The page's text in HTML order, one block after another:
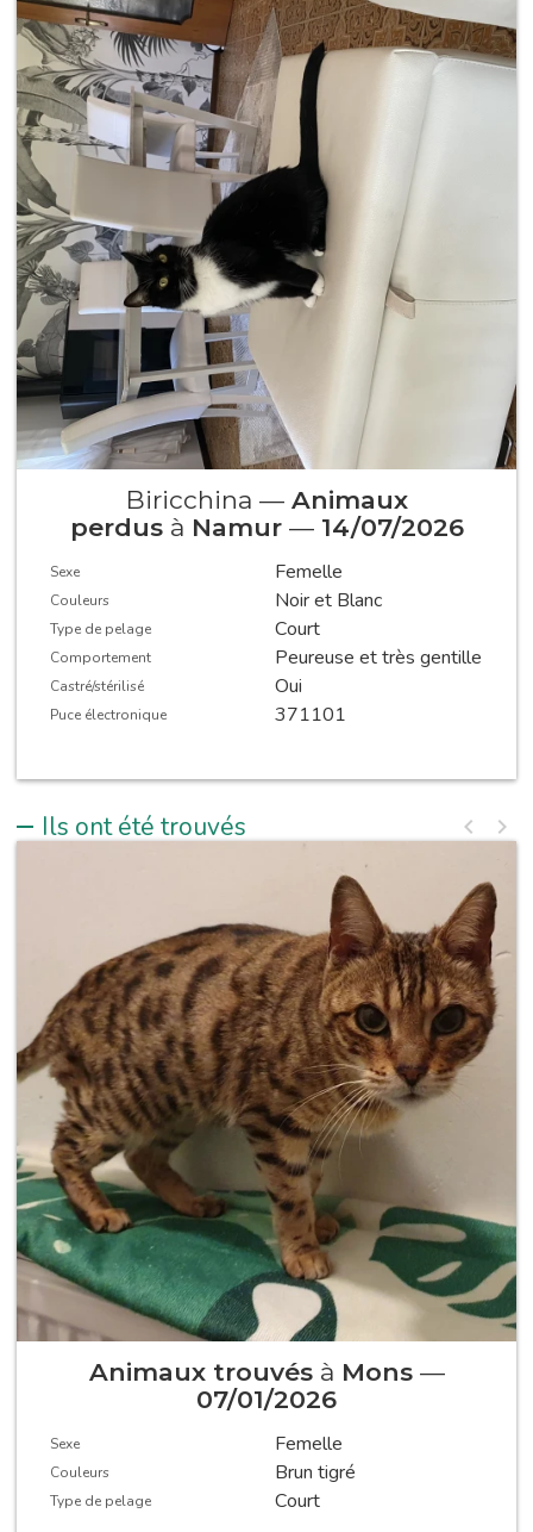
Biricchina — Animaux
perdusà Namur— 14/07/2026
Sexe Femelle
Couleurs Noir et Blanc
Type de pelage Court
Comportement Peureuse et très gentille
Castré/stérilisé Oui
Puce électronique 371101
Ils ont été trouvés
Animaux trouvésà Mons—
07/01/2026
Sexe Femelle
Couleurs Brun tigré
Type de pelage Court